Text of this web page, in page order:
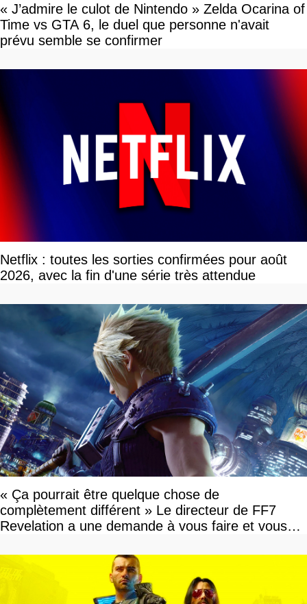
« J’admire le culot de Nintendo » Zelda Ocarina of
Time vs GTA 6, le duel que personne n'avait
prévu semble se confirmer
Netflix : toutes les sorties confirmées pour août
2026, avec la fin d'une série très attendue
« Ça pourrait être quelque chose de
complètement différent » Le directeur de FF7
Revelation a une demande à vous faire et vous